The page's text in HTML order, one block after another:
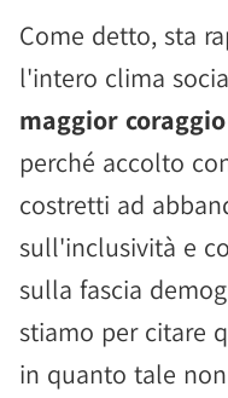
Come detto, sta
l'intero clima
maggior
perché accolto
costretti ad
sull'inclusività e
sulla fascia
stiamo per citare
in quanto tale